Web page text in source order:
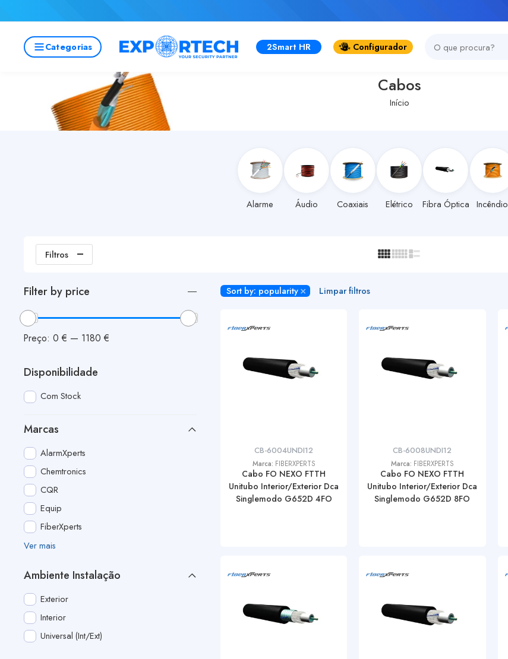
Categorias 2Smart HR Configurador
Cabos
Início
Alarme Áudio Coaxiais Elétrico Fibra Óptica Incêndio
Filtros
Sort by: popularity× Limpar filtros
CB-6004UNDI12
Marca: FIBERXPERTS
Cabo FO NEXO FTTH
Unitubo Interior/Exterior Dca
Singlemodo G652D 4FO
CB-6008UNDI12
Marca: FIBERXPERTS
Cabo FO NEXO FTTH
Unitubo Interior/Exterior Dca
Singlemodo G652D 8FO
Filter by price
Preço: 0 € — 1180 €
Disponibilidade
Com Stock
Marcas
AlarmXperts
Chemtronics
CQR
Equip
FiberXperts
Ver mais
Ambiente Instalação
Exterior
Interior
Universal (Int/Ext)